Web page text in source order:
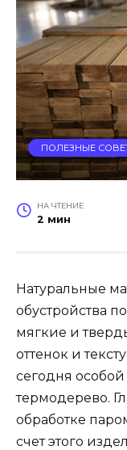
ПОЛЕЗНЫЕ
НА ЧТЕНИЕ
2 мин
Натуральные
обустройства
мягкие и
оттенок и
сегодня
термодерево.
обработке
счет этого